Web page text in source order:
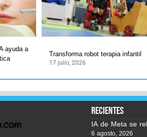
ayuda a
Transforma robot terapia infantil
17 julio, 2026
recientes
IA de Meta se
6 agosto, 2026